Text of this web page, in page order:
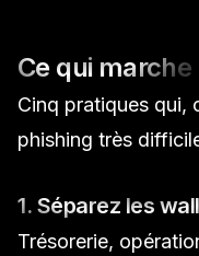
Ce qui marche
Cinq pratiques qui,
phishing très
1. Séparez les
Trésorerie,